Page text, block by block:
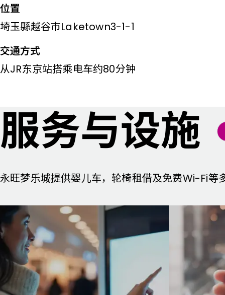
位置
埼玉縣越谷市Laketown3-1-1
交通方式
从JR东京站搭乘电车约80分钟
服务与设施
永旺梦乐城提供婴儿车，轮椅租借及免费Wi-Fi